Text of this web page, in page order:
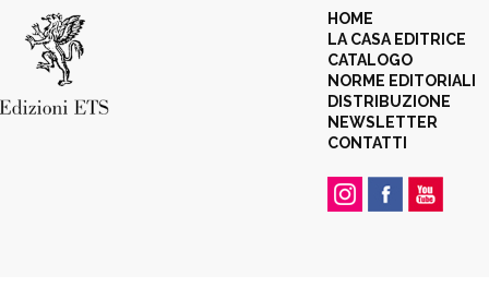
HOME
LA CASA EDITRICE
CATALOGO
NORME EDITORIALI
DISTRIBUZIONE
NEWSLETTER
CONTATTI